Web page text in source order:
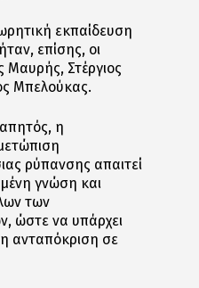
εκπαίδευση
επίσης, οι
Μαυρής, Στέργιος
Μπελούκας.
η
ρύπανσης απαιτεί
γνώση και
των
ώστε να υπάρχει
ανταπόκριση σε